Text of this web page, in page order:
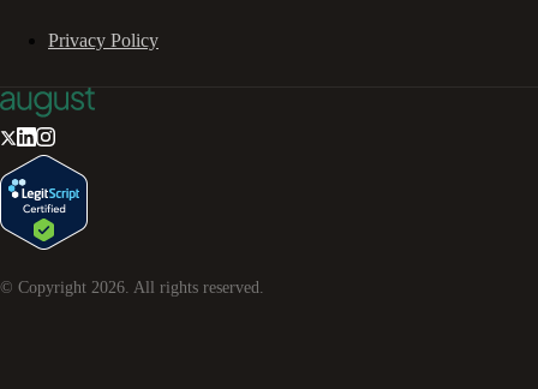
Privacy Policy
© Copyright 2026 . All rights reserved.